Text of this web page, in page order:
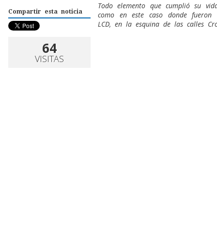
Compartir esta noticia
64
VISITAS
Todo elemento que cumplió su
como en este caso donde
LCD, en la esquina de las calles